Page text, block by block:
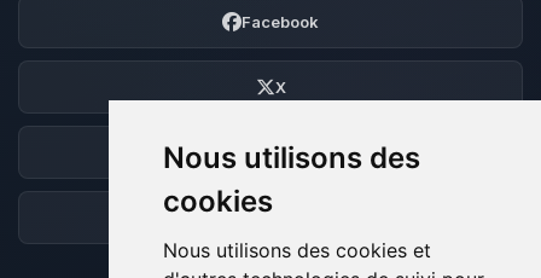
Nous utilisons des
cookies
Nous utilisons des cookies et
Facebook
X
Discord
Forum